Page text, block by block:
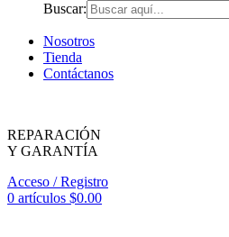
Buscar:
Nosotros
Tienda
Contáctanos
REPARACIÓN
Y GARANTÍA
Acceso / Registro
0 artículos $0.00